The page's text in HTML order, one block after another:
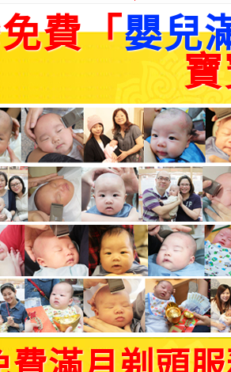
費「嬰兒